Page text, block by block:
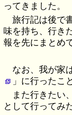
ってきました。
旅行記は後で
味を持ち、行き
報を先にまとめ
なお、我が家
」に行ったこ
また行きたい
として行ってみ